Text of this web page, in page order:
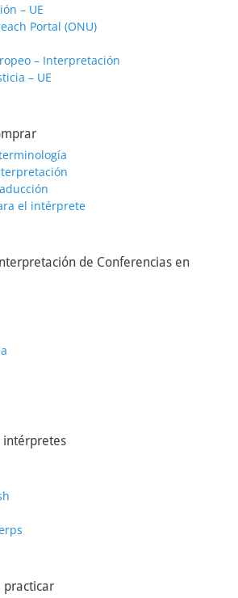
– UE
Portal (ONU)
– Interpretación
– UE
el intérprete
de Conferencias en
intérpretes
practicar